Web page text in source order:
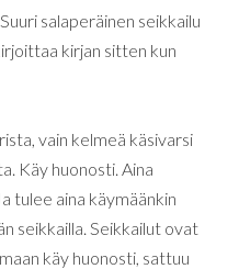
salaperäinen seikkailu
kirjan sitten kun
vain kelmeä käsivarsi
Käy huonosti. Aina
tulee aina käymäänkin
seikkailla. Seikkailut ovat
käy huonosti, sattuu